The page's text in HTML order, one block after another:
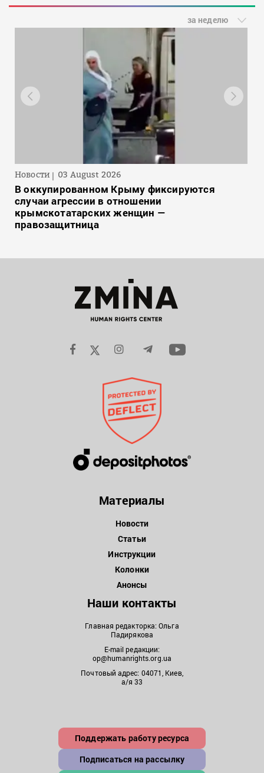
за неделю
Новости 03 August 2026
В оккупированном Крыму фиксируются
случаи агрессии в отношении
крымскотатарских женщин —
правозащитница
Материалы
Новости
Статьи
Инструкции
Колонки
Анонсы
Наши контакты
Главная редакторка: Ольга
Падирякова
E-mail редакции:
op@humanrights.org.ua
Почтовый адрес: 04071, Киев,
а/я 33
Поддержать работу ресурса
Подписаться на рассылку